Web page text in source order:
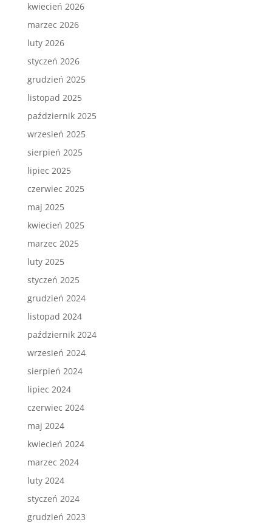
kwiecień 2026
marzec 2026
luty 2026
styczeń 2026
grudzień 2025
listopad 2025
październik 2025
wrzesień 2025
sierpień 2025
lipiec 2025
czerwiec 2025
maj 2025
kwiecień 2025
marzec 2025
luty 2025
styczeń 2025
grudzień 2024
listopad 2024
październik 2024
wrzesień 2024
sierpień 2024
lipiec 2024
czerwiec 2024
maj 2024
kwiecień 2024
marzec 2024
luty 2024
styczeń 2024
grudzień 2023